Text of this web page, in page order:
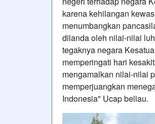
karena kehilangan
menumbangkan
dilanda oleh nilai-nilai
tegaknya negara
memperingati hari
mengamalkan nilai-nilai
memperjuangkan
Indonesia" Ucap beliau.